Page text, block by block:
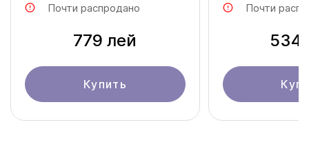
Почти распродано
779 лей
Купить
Почти
534